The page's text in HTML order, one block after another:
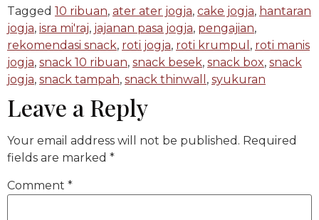
Tagged 10 ribuan, ater ater jogja, cake jogja, hantaran
jogja, isra mi'raj, jajanan pasa jogja, pengajian,
rekomendasi snack, roti jogja, roti krumpul , roti manis
jogja, snack 10 ribuan, snack besek, snack box, snack
jogja, snack tampah, snack thinwall , syukuran
Leave a Reply
Your email address will not be published. Required
fields are marked *
Comment *